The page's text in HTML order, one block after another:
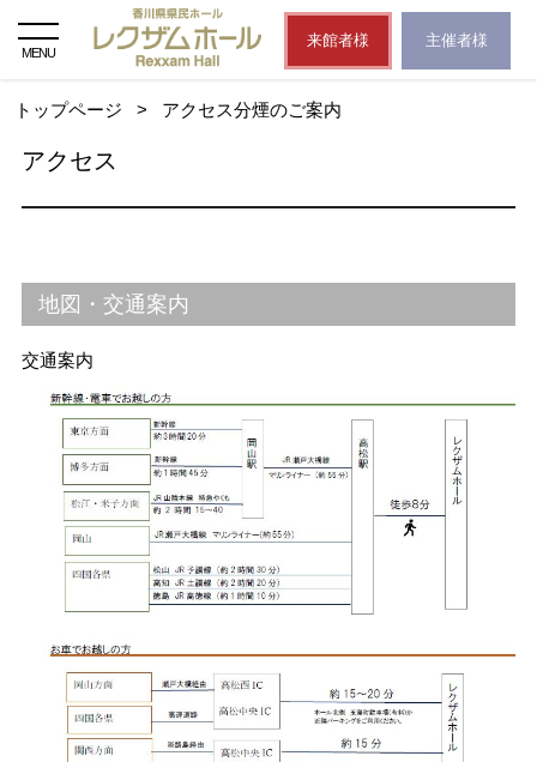
MENU
来館者様 主催者様
トップページ > アクセス分煙のご案内
アクセス
地図・交通案内
交通案内